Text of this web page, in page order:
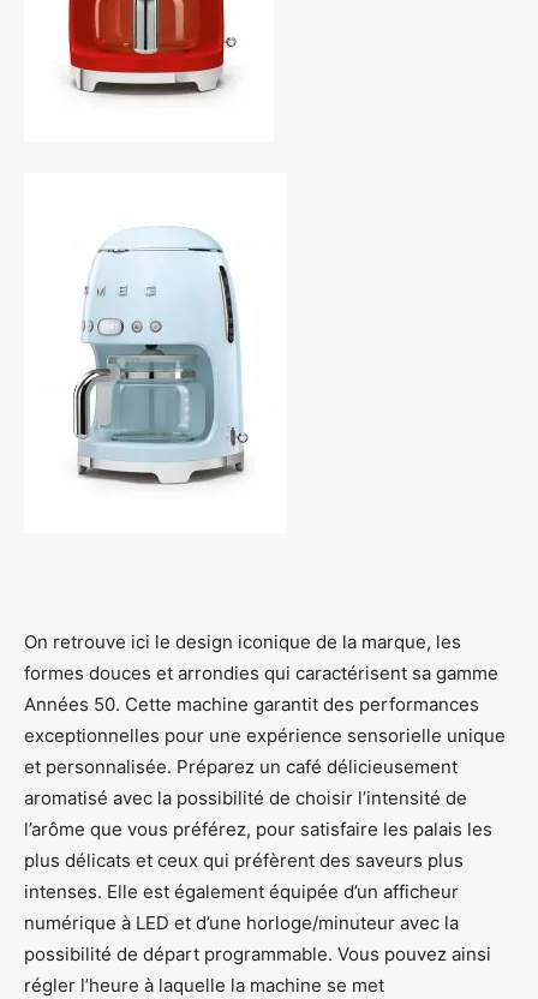
On retrouve ici le design iconique de la marque, les
formes douces et arrondies qui caractérisent sa gamme
Années 50. Cette machine garantit des performances
exceptionnelles pour une expérience sensorielle unique
et personnalisée. Préparez un café délicieusement
aromatisé avec la possibilité de choisir l’intensité de
l’arôme que vous préférez, pour satisfaire les palais les
plus délicats et ceux qui préfèrent des saveurs plus
intenses. Elle est également équipée d’un afficheur
numérique à LED et d’une horloge/minuteur avec la
possibilité de départ programmable. Vous pouvez ainsi
régler l’heure à laquelle la machine se met